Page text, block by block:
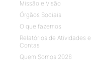
Missão e Visão
Órgãos Sociais
O que fazemos
Relatórios de Atividades e
Contas
Quem Somos 2026